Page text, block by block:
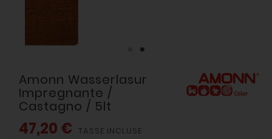
Amonn Wasserlasur
Impregnante /
Castagno / 5lt
47,20 € TASSE INCLUSE